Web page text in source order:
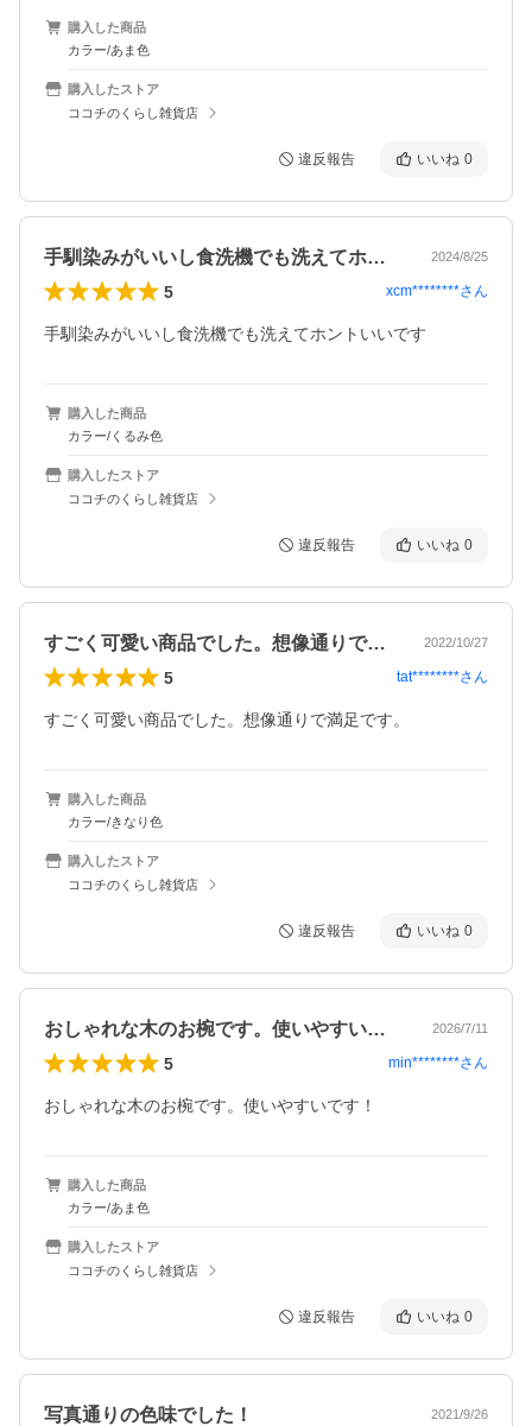
購入した商品
カラー/あま色
購入したストア
ココチのくらし雑貨店
違反報告 いいね 0
手馴染みがいいし食洗機でも洗えてホント… 2024/8/25
5 xcm********さん
手馴染みがいいし食洗機でも洗えてホントいいです
購入した商品
カラー/くるみ色
購入したストア
ココチのくらし雑貨店
違反報告 いいね 0
すごく可愛い商品でした。想像通りで満足… 2022/10/27
5 tat********さん
すごく可愛い商品でした。想像通りで満足です。
購入した商品
カラー/きなり色
購入したストア
ココチのくらし雑貨店
違反報告 いいね 0
おしゃれな木のお椀です。使いやすいです… 2026/7/11
5 min********さん
おしゃれな木のお椀です。使いやすいです！
購入した商品
カラー/あま色
購入したストア
ココチのくらし雑貨店
違反報告 いいね 0
写真通りの色味でした！ 2021/9/26